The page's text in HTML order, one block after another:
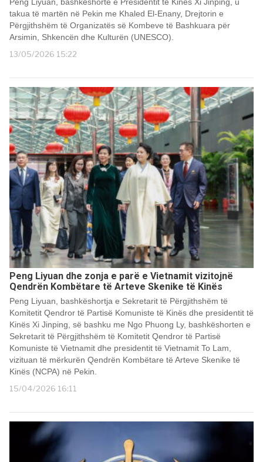
takua të martën në Pekin me Khaled El-Enany, Drejtorin e
Përgjithshëm të Organizatës së Kombeve të Bashkuara për
Arsimin, Shkencën dhe Kulturën (UNESCO).
13/05/2026 15:22
Peng Liyuan dhe zonja e parë e Vietnamit vizitojnë
Qendrën Kombëtare të Arteve Skenike të Kinës
Peng Liyuan, bashkëshortja e Sekretarit të Përgjithshëm të
Komitetit Qendror të Partisë Komuniste të Kinës dhe presidentit të
Kinës Xi Jinping, së bashku me Ngo Phuong Ly, bashkëshorten e
Sekretarit të Përgjithshëm të Komitetit Qendror të Partisë
Komuniste të Vietnamit dhe presidentit të Vietnamit To Lam,
vizituan të mërkurën Qendrën Kombëtare të Arteve Skenike të
Kinës (NCPA) në Pekin.
15/04/2026 16:11